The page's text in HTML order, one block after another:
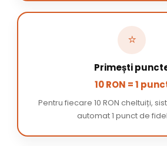
⭐
Primești
10 RON = 1
Pentru fiecare 10 RON cheltuiți,
automat 1 punct de